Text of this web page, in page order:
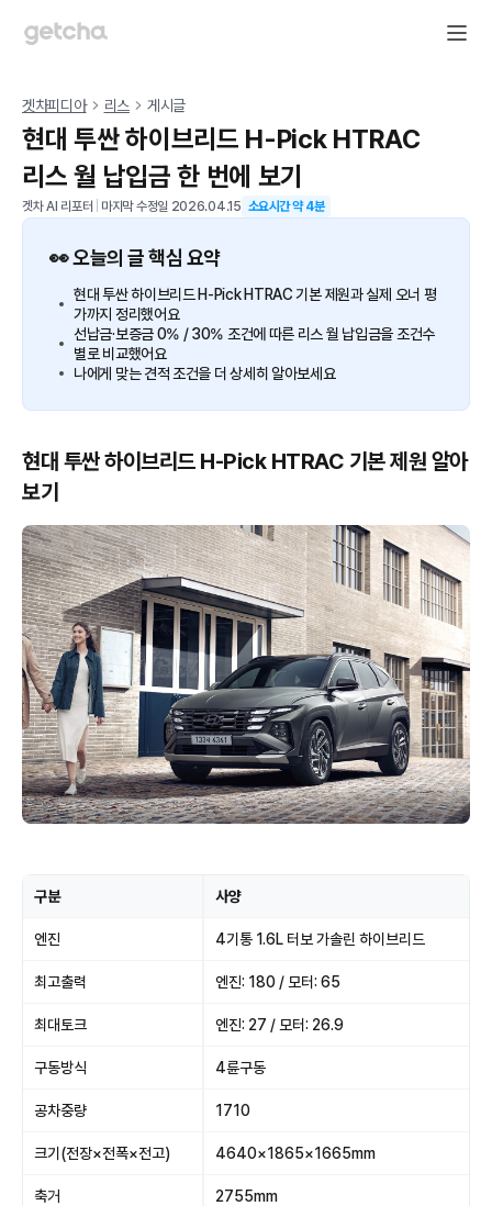
겟차피디아 리스 게시글
현대 투싼 하이브리드 H-Pick HTRAC
리스 월 납입금 한 번에 보기
겟차 AI 리포터 마지막 수정일 2026.04.15 소요시간 약4분
👀 오늘의 글 핵심 요약
현대 투싼 하이브리드 H-Pick HTRAC 기본 제원과 실제 오너 평
가까지 정리했어요
선납금·보증금 0% / 30% 조건에 따른 리스 월 납입금을 조건수
별로 비교했어요
나에게 맞는 견적 조건을 더 상세히 알아보세요
현대 투싼 하이브리드 H-Pick HTRAC 기본 제원 알아
보기
구분 사양
엔진 4기통 1.6L 터보 가솔린 하이브리드
최고출력 엔진: 180 / 모터: 65
최대토크 엔진: 27 / 모터: 26.9
구동방식 4륜구동
공차중량 1710
크기(전장×전폭×전고) 4640×1865×1665mm
축거 2755mm